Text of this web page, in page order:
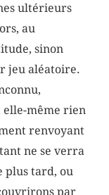
ultérieurs
au
sinon
jeu aléatoire.
elle-même rien
renvoyant
ne se verra
plus tard, ou
par